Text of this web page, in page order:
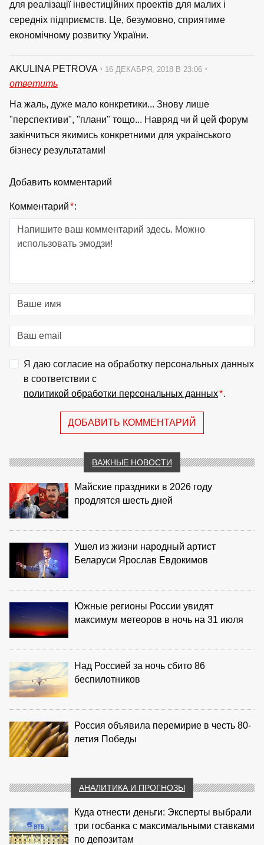
для реалізації інвестиційних проектів для малих і
середніх підприємств. Це, безумовно, сприятиме
економічному розвитку України.
AKULINA PETROVA · 16 ДЕКАБРЯ, 2018 В 23:06 ·
ответить
На жаль, дуже мало конкретики... Знову лише
"перспективи", "плани" тощо... Навряд чи й цей форум
закінчиться якимись конкретними для українського
бізнесу результатами!
Добавить комментарий
Комментарий*:
Я даю согласие на обработку персональных данных
в соответствии с
политикой обработки персональных данных*.
ДОБАВИТЬ КОММЕНТАРИЙ
ВАЖНЫЕ НОВОСТИ
Майские праздники в 2026 году
продлятся шесть дней
Ушел из жизни народный артист
Беларуси Ярослав Евдокимов
Южные регионы России увидят
максимум метеоров в ночь на 31 июля
Над Россией за ночь сбито 86
беспилотников
Россия объявила перемирие в честь 80-
летия Победы
АНАЛИТИКА И ПРОГНОЗЫ
Куда отнести деньги: Эксперты выбрали
три госбанка с максимальными ставками
по депозитам